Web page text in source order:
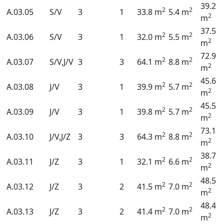
A.03.05 S/V 3 1 33.8 m2 5.4 m2
39.2
m2
A.03.06 S/V 3 1 32.0 m2 5.5 m2
37.5
m2
A.03.07 S/V,J/V 3 3 64.1 m2 8.8 m2
72.9
m2
A.03.08 J/V 3 1 39.9 m2 5.7 m2
45.6
m2
A.03.09 J/V 3 1 39.8 m2 5.7 m2
45.5
m2
A.03.10 J/V,J/Z 3 3 64.3 m2 8.8 m2
73.1
m2
A.03.11 J/Z 3 1 32.1 m2 6.6 m2
38.7
m2
A.03.12 J/Z 3 2 41.5 m2 7.0 m2
48.5
m2
A.03.13 J/Z 3 2 41.4 m2 7.0 m2
48.4
m2